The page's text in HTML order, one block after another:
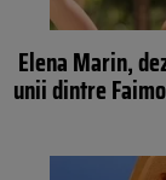
Elena Marin,
unii dintre